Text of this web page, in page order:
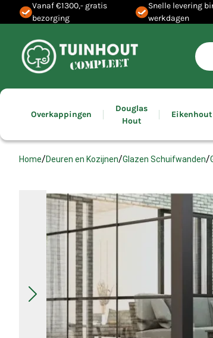
Vanaf €1300,- gratis
bezorging
Snelle levering
werkdagen
Overkappingen
Douglas
Hout
Eikenhout
Home/Deuren en Kozijnen/Glazen Schuifwanden/